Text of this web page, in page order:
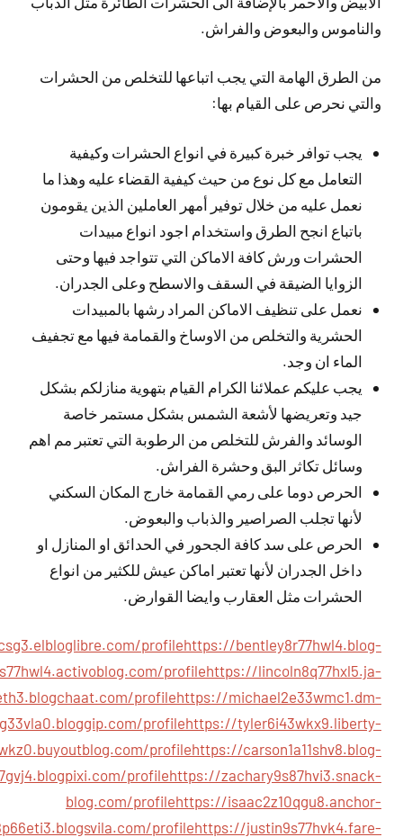
والناموس والبعوض والفراش.
من الطرق الهامة التي يجب اتباعها للتخلص من الحشرات
والتي نحرص على القيام بها:
يجب توافر خبرة كبيرة في انواع الحشرات وكيفية
التعامل مع كل نوع من حيث كيفية القضاء عليه وهذا ما
نعمل عليه من خلال توفير أمهر العاملين الذين يقومون
باتباع انجح الطرق واستخدام اجود انواع مبيدات
الحشرات ورش كافة الاماكن التي تتواجد فيها وحتى
الزوايا الضيقة في السقف والاسطح وعلى الجدران.
نعمل على تنظيف الاماكن المراد رشها بالمبيدات
الحشرية والتخلص من الاوساخ والقمامة فيها مع تجفيف
الماء ان وجد.
يجب عليكم عملائنا الكرام القيام بتهوية منازلكم بشكل
جيد وتعريضها لأشعة الشمس بشكل مستمر خاصة
الوسائد والفرش للتخلص من الرطوبة التي تعتبر مم اهم
وسائل تكاثر البق وحشرة الفراش.
الحرص دوما على رمي القمامة خارج المكان السكني
لأنها تجلب الصراصير والذباب والبعوض.
الحرص على سد كافة الجحور في الحدائق او المنازل او
داخل الجدران لأنها تعتبر اماكن عيش للكثير من انواع
الحشرات مثل العقارب وايضا القوارض.
profilehttps://bentley8r77hwl4.blog-
profilehttps://lincoln8q77hxl5.ja-
profilehttps://michael2e33wmc1.dm-
profilehttps://tyler6i43wkx9.liberty-
profilehttps://carson1a11shv8.blog-
profilehttps://zachary9s87hvi3.snack-
blog.com/profilehttps://isaac2z10qgu8.anchor-
profilehttps://justin9s77hvk4.fare-